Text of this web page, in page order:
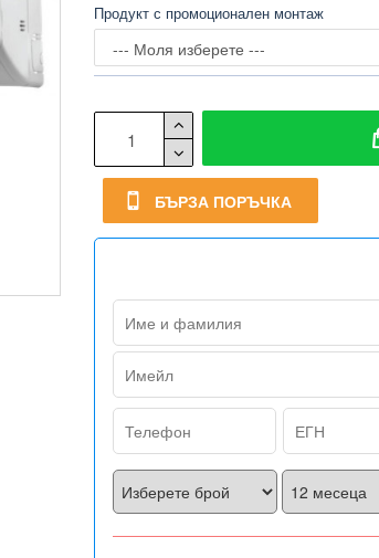
Продукт с промоционален монтаж
БЪРЗА ПОРЪЧКА